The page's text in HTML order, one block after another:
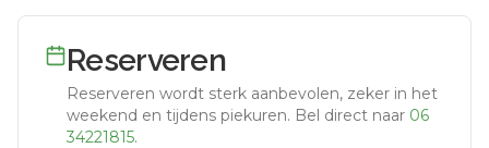
Reserveren
Reserveren wordt sterk aanbevolen, zeker in het
weekend en tijdens piekuren. Bel direct naar 06
34221815.